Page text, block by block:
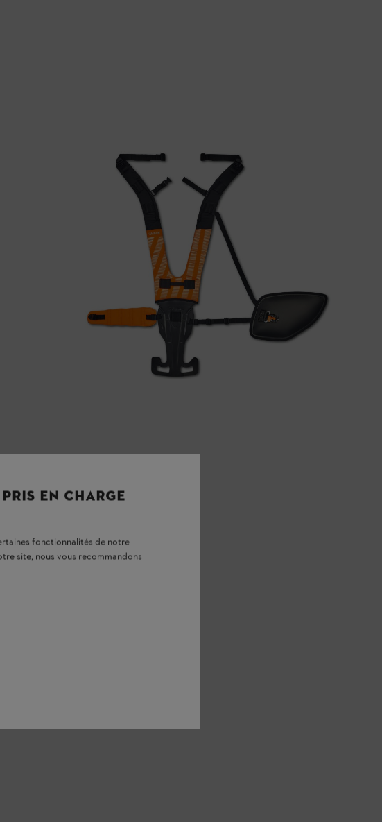
EN CHARGE
fonctionnalités de notre
site, nous vous recommandons